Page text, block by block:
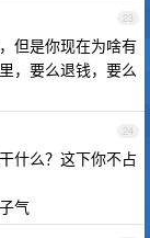
23
但是你现在为啥有
，要么退钱，要么
24
什么？这下你不占
气